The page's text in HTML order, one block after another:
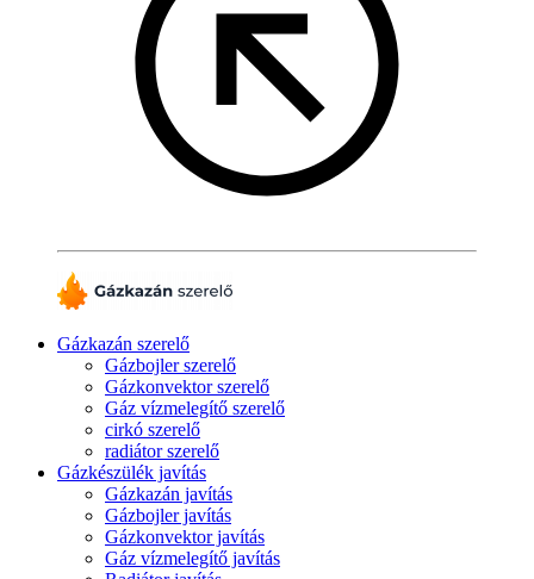
Gázkazán szerelő
Gázbojler szerelő
Gázkonvektor szerelő
Gáz vízmelegítő szerelő
cirkó szerelő
radiátor szerelő
Gázkészülék javítás
Gázkazán javítás
Gázbojler javítás
Gázkonvektor javítás
Gáz vízmelegítő javítás